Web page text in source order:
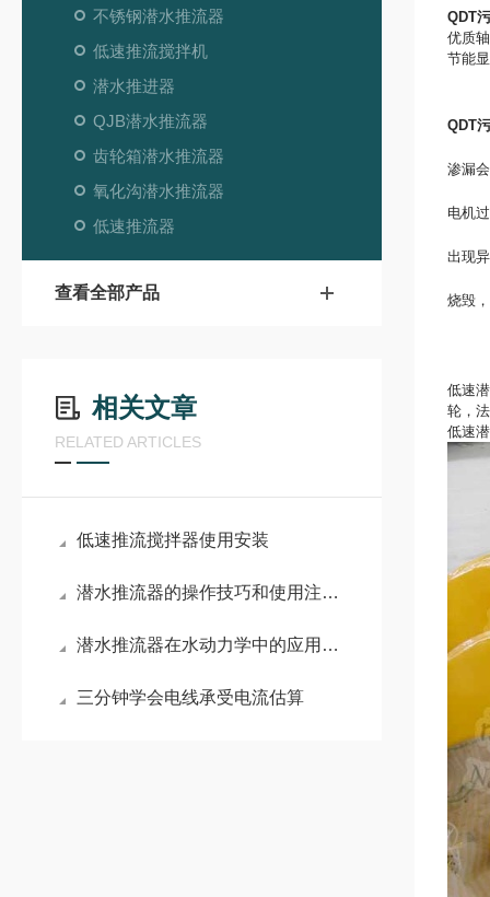
不锈钢潜水推流器
低速推流搅拌机
潜水推进器
QJB潜水推流器
齿轮箱潜水推流器
氧化沟潜水推流器
低速推流器
查看全部产品
相关文章
RELATED ARTICLES
低速推流搅拌器使用安装
潜水推流器的操作技巧和使用注意事项
潜水推流器在水动力学中的应用及其效果
三分钟学会电线承受电流估算
QDT
优质
节能
QDT
渗漏
电机
出现
烧毁
低速
轮，
低速